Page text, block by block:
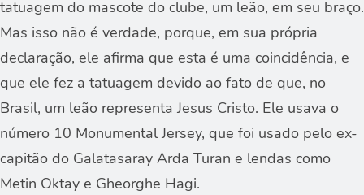
tatuagem do mascote do clube, um leão, em seu braço.
Mas isso não é verdade, porque, em sua própria
declaração, ele afirma que esta é uma coincidência, e
que ele fez a tatuagem devido ao fato de que, no
Brasil, um leão representa Jesus Cristo. Ele usava o
número 10 Monumental Jersey, que foi usado pelo ex-
capitão do Galatasaray Arda Turan e lendas como
Metin Oktay e Gheorghe Hagi.